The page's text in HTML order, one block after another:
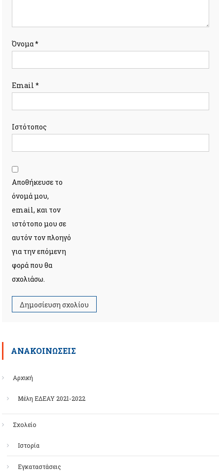
Όνομα*
Email*
Ιστότοπος
Αποθήκευσε το
όνομά μου,
email, και τον
ιστότοπο μου σε
αυτόν τον πλοηγό
για την επόμενη
φορά που θα
σχολιάσω.
ΑΝΑΚΟΙΝΩΣΕΙΣ
Αρχική
Μέλη ΕΔΕΑΥ 2021-2022
Σχολείο
Ιστορία
Εγκαταστάσεις